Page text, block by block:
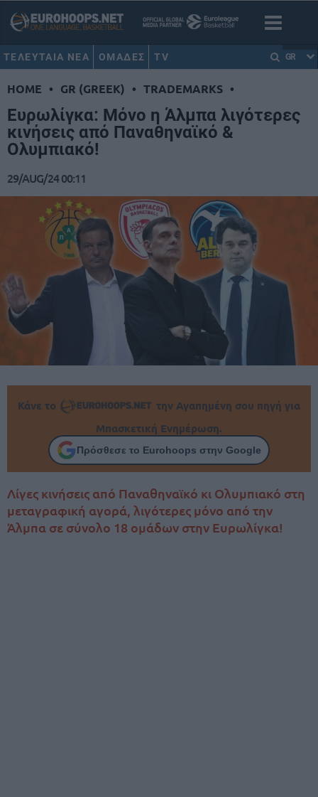
ΤΕΛΕΥΤΑΙΑ ΝΕΑ ΟΜΑΔΕΣ TV GR
HOME • GR (GREEK) • TRADEMARKS •
Ευρωλίγκα: Μόνο η Άλμπα λιγότερες
κινήσεις από Παναθηναϊκό &
Ολυμπιακό!
29/AUG/24 00:11
Κάνε το
την Αγαπημένη σου πηγή για
Μπασκετική Ενημέρωση.
Πρόσθεσε το Eurohoops στην Google
Λίγες κινήσεις από Παναθηναϊκό κι Ολυμπιακό στη
μεταγραφική αγορά, λιγότερες μόνο από την
Άλμπα σε σύνολο 18 ομάδων στην Ευρωλίγκα!